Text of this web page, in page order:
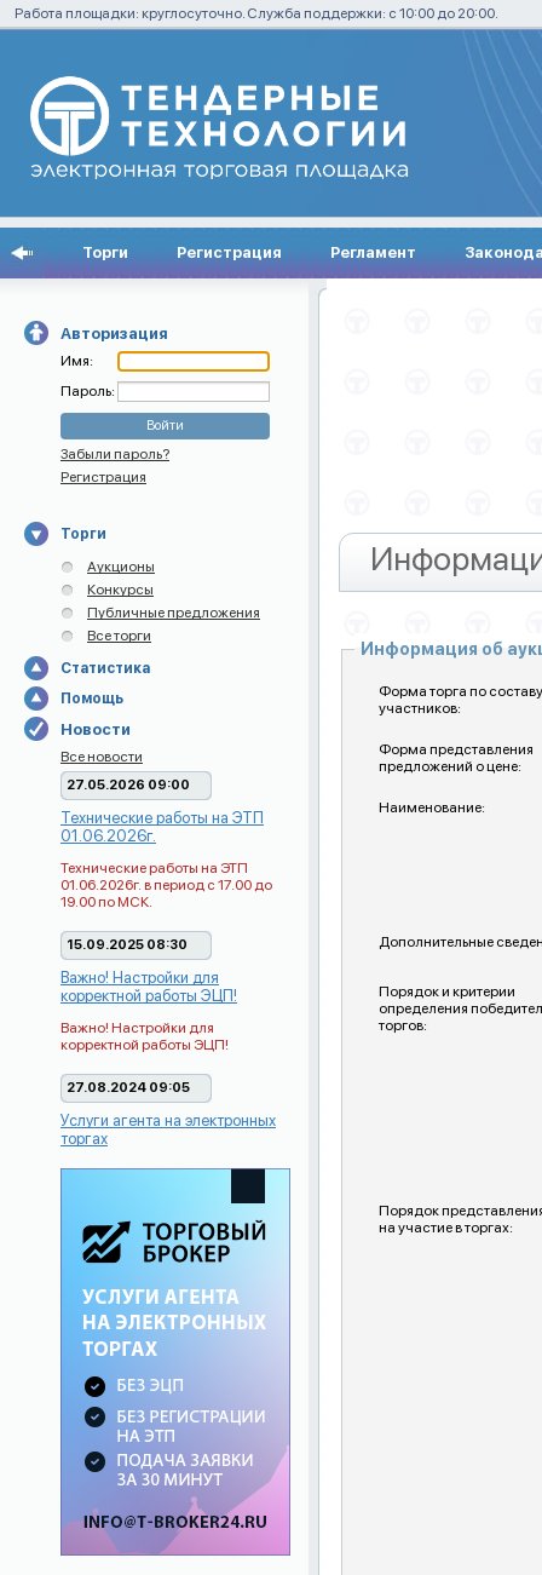
Работа площадки: круглосуточно. Служба поддержки: с 10:00 до 20:00.
Торги Регистрация Регламент
Авторизация
Имя:
Пароль:
Забыли пароль?
Регистрация
Торги
Аукционы
Конкурсы
Публичные предложения
Все торги
Статистика
Помощь
Новости
Все новости
27.05.2026 09:00
Технические работы на ЭТП
01.06.2026г.
Технические работы на ЭТП
01.06.2026г. в период с 17.00 до
19.00 по МСК.
15.09.2025 08:30
Важно! Настройки для
корректной работы ЭЦП!
Важно! Настройки для
корректной работы ЭЦП!
27.08.2024 09:05
Услуги агента на электронных
торгах
Информация об
Форма торга по составу
участников:
Форма представления
предложений о цене:
Наименование:
Дополнительные
Порядок и критерии
определения
торгов:
Порядок
на участие в торгах: